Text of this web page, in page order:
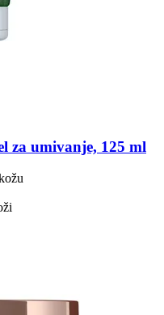
za umivanje, 125 ml